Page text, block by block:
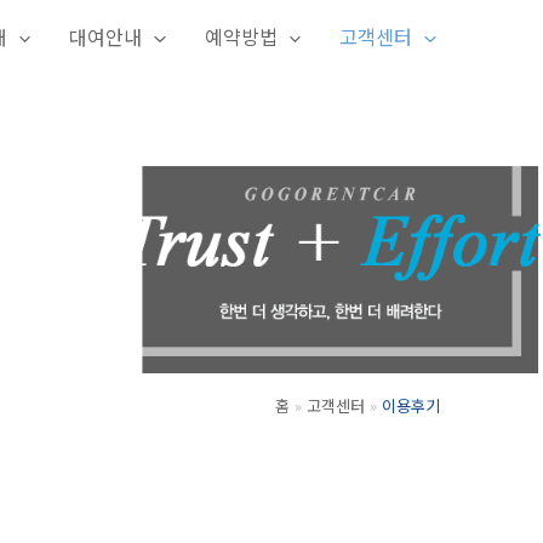
대여안내 예약방법 고객센터
홈 고객센터 이용후기